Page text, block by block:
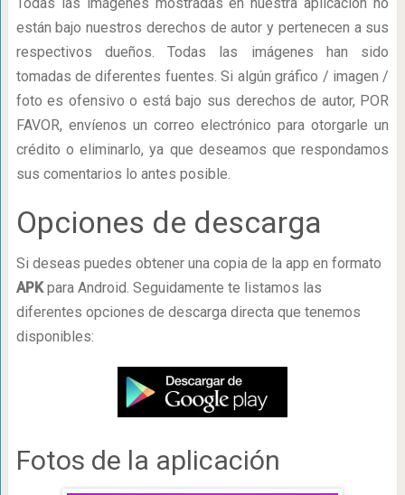
están bajo nuestros derechos de autor y pertenecen a sus
respectivos dueños. Todas las imágenes han sido
tomadas de diferentes fuentes. Si algún gráfico / imagen /
foto es ofensivo o está bajo sus derechos de autor, POR
FAVOR, envíenos un correo electrónico para otorgarle un
crédito o eliminarlo, ya que deseamos que respondamos
sus comentarios lo antes posible.
Opciones de descarga
Si deseas puedes obtener una copia de la app en formato
APKpara Android. Seguidamente te listamos las
diferentes opciones de descarga directa que tenemos
disponibles:
Fotos de la aplicación